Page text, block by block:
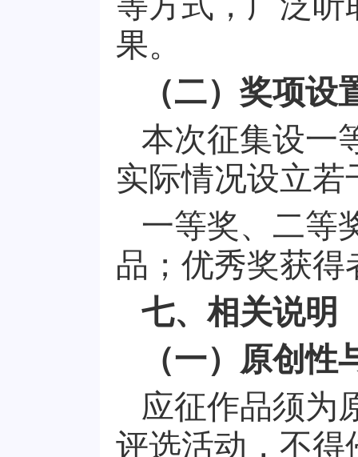
果。
（二）奖项设
本次征集设一
实际情况设立若
一等奖、二等
品；优秀奖获
七、相关说明
（一）原创
应征作品须为
评选活动，不得